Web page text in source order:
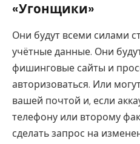
«Угонщики»
Они будут всеми силами
учётные данные. Они
фишинговые сайты и
авторизоваться. Или
вашей почтой и, если
телефону или второму
сделать запрос на